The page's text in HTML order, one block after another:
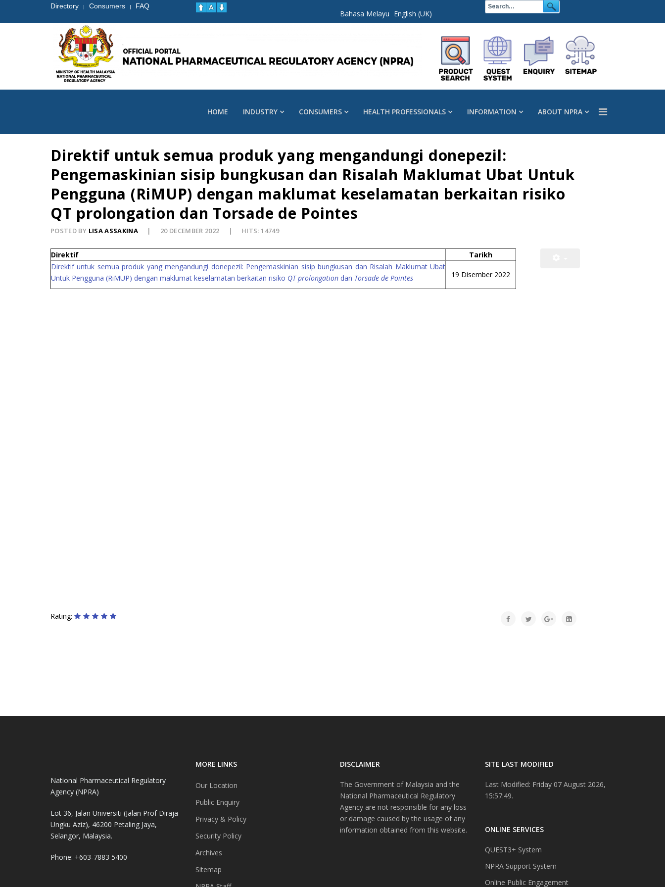
Directory | Consumers | FAQ
Bahasa Melayu English (UK)
HOME INDUSTRY CONSUMERS HEALTH PROFESSIONALS INFORMATION ABOUT NPRA
Direktif untuk semua produk yang mengandungi donepezil:
Pengemaskinian sisip bungkusan dan Risalah Maklumat Ubat Untuk
Pengguna (RiMUP) dengan maklumat keselamatan berkaitan risiko
QT prolongation dan Torsade de Pointes
POSTED BY LISA ASSAKINA 20 DECEMBER 2022 HITS: 14749
Direktif
Tarikh
Direktif untuk semua produk yang mengandungi donepezil: Pengemaskinian sisip bungkusan dan Risalah Maklumat Ubat
Untuk Pengguna (RiMUP) dengan maklumat keselamatan berkaitan risiko QT prolongation dan Torsade de Pointes 19 Disember 2022
Rating:
National Pharmaceutical Regulatory
Agency (NPRA)
Lot 36, Jalan Universiti (Jalan Prof Diraja
Ungku Aziz), 46200 Petaling Jaya,
Selangor, Malaysia.
Phone: +603-7883 5400
MORE LINKS
Our Location
Public Enquiry
Privacy & Policy
Security Policy
Archives
Sitemap
DISCLAIMER
The Government of Malaysia and the
National Pharmaceutical Regulatory
Agency are not responsible for any loss
or damage caused by the usage of any
information obtained from this website.
SITE LAST MODIFIED
Last Modified: Friday 07 August 2026,
15:57:49.
ONLINE SERVICES
QUEST3+ System
NPRA Support System
Online Public Engagement